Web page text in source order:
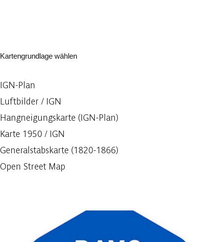
Kartengrundlage wählen
IGN-Plan
Luftbilder / IGN
Hangneigungskarte (IGN-Plan)
Karte 1950 / IGN
Generalstabskarte (1820-1866)
Open Street Map